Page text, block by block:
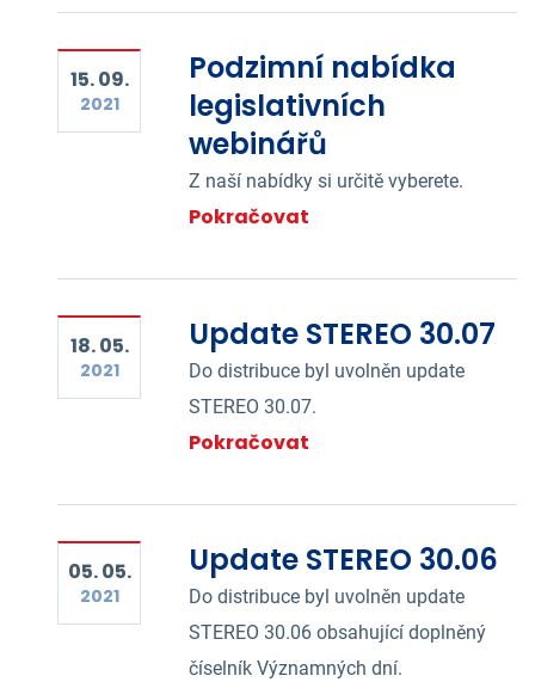
15. 09.
2021
Podzimní nabídka
legislativních
webinářů
Z naší nabídky si určitě vyberete.
Pokračovat
18. 05.
2021
Update STEREO 30.07
Do distribuce byl uvolněn update
STEREO 30.07.
Pokračovat
05. 05.
2021
Update STEREO 30.06
Do distribuce byl uvolněn update
STEREO 30.06 obsahující doplněný
číselník Významných dní.